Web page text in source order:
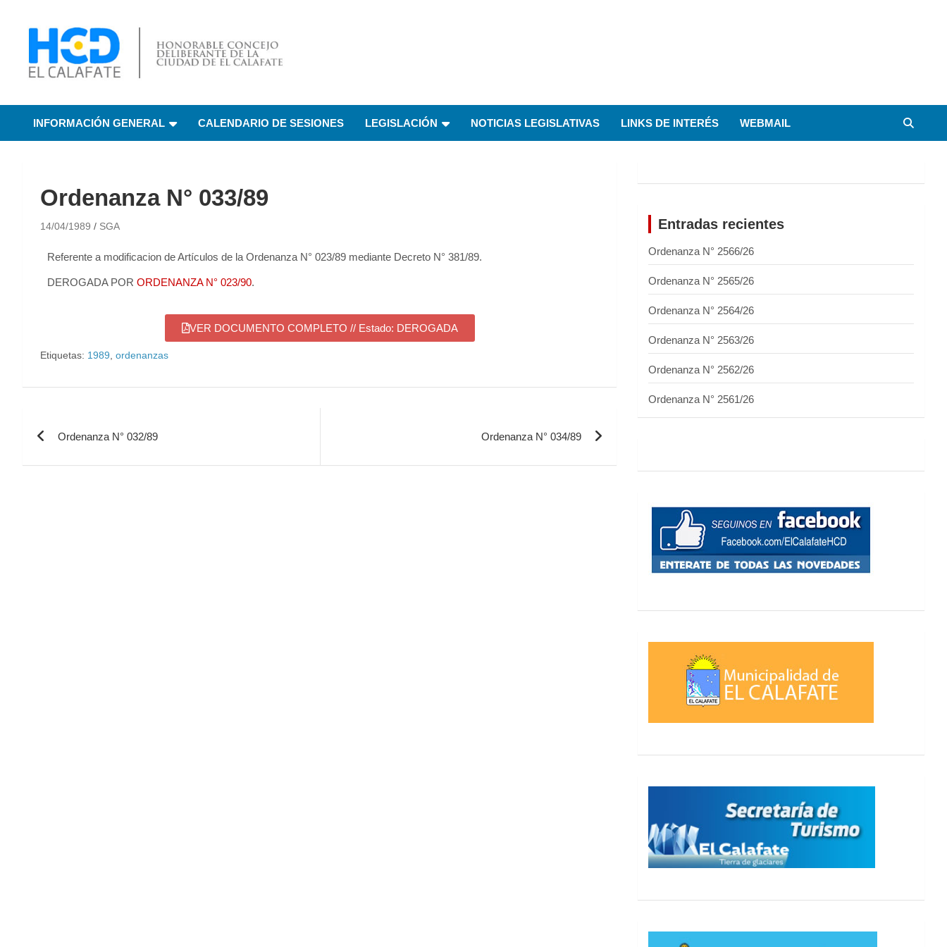
Honorable Concejo
Deliberante de El
INFORMACIÓN GENERAL CALENDARIO DE SESIONES LEGISLACIÓN NOTICIAS LEGISLATIVAS LINKS DE INTERÉS WEBMAIL
Ordenanza N° 033/89
14/04/1989 SGA
Referente a modificacion de Artículos de la Ordenanza N° 023/89 mediante Decreto N° 381/89.
DEROGADA POR ORDENANZA N° 023/90.
VER DOCUMENTO COMPLETO // Estado: DEROGADA
Etiquetas: 1989, ordenanzas
Ordenanza N° 032/89 Ordenanza N° 034/89
Entradas recientes
Ordenanza N° 2566/26
Ordenanza N° 2565/26
Ordenanza N° 2564/26
Ordenanza N° 2563/26
Ordenanza N° 2562/26
Ordenanza N° 2561/26